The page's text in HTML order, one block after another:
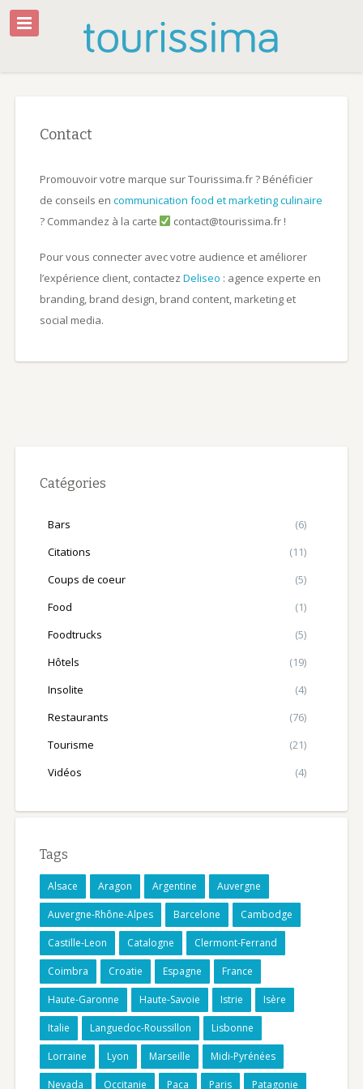
Contact
Promouvoir votre marque sur Tourissima.fr ? Bénéficier
de conseils en communication food et marketing culinaire
? Commandez à la carte
contact@tourissima.fr !
Pour vous connecter avec votre audience et améliorer
l’expérience client, contactez Deliseo : agence experte en
branding, brand design, brand content, marketing et
social media.
Catégories
Bars
(6)
Citations
(11)
Coups de coeur
(5)
Food
(1)
Foodtrucks
(5)
Hôtels
(19)
Insolite
(4)
Restaurants
(76)
Tourisme
(21)
Vidéos
(4)
Tags
Alsace Aragon Argentine Auvergne
Auvergne-Rhône-Alpes Barcelone Cambodge
Castille-Leon Catalogne Clermont-Ferrand
Coimbra Croatie Espagne France
Haute-Garonne Haute-Savoie Istrie Isère
Italie Languedoc-Roussillon Lisbonne
Lorraine Lyon Marseille Midi-Pyrénées
Nevada Occitanie Paca Paris Patagonie